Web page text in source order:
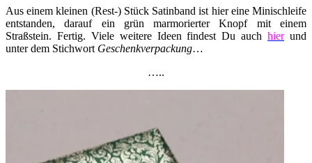
Aus einem kleinen (Rest-) Stück Satinband ist hier eine Minischleife
entstanden, darauf ein grün marmorierter Knopf mit einem
Straßstein. Fertig. Viele weitere Ideen findest Du auchhierund
unter dem Stichwort Geschenkverpackung…
…..